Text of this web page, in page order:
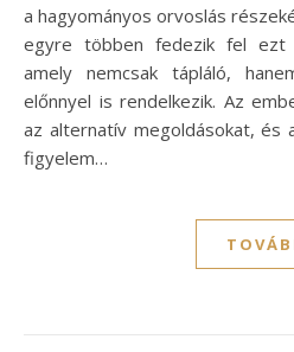
a hagyományos orvoslás
egyre többen fedezik fel ezt
amely nemcsak tápláló,
előnnyel is rendelkezik. Az
az alternatív megoldásokat, és
figyelem…